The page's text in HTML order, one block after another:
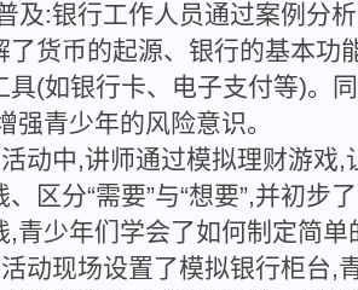
及:银行工作人员通过案例分
了货币的起源、银行的基本功
具(如银行卡、电子支付等)。
强青少年的风险意识。
动中,讲师通过模拟理财游戏,
区分“需要”与“想要”,并初步
,青少年们学会了如何制定简单
动现场设置了模拟银行柜台,